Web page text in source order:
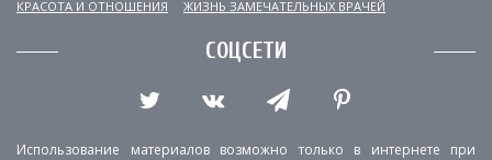
КРАСОТА И ОТНОШЕНИЯ ЖИЗНЬ ЗАМЕЧАТЕЛЬНЫХ ВРАЧЕЙ
СОЦСЕТИ
Использование материалов возможно только в интернете при